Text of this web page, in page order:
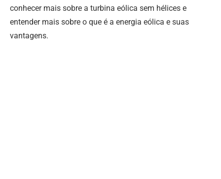
conhecer mais sobre a turbina eólica sem hélices e
entender mais sobre o que é a energia eólica e suas
vantagens.